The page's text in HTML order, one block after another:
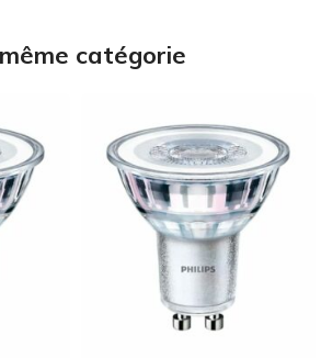
catégorie